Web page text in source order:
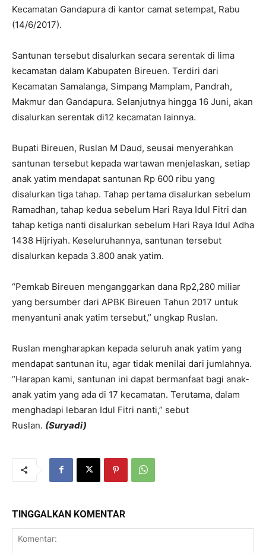
Kecamatan Gandapura di kantor camat setempat, Rabu
(14/6/2017).
Santunan tersebut disalurkan secara serentak di lima
kecamatan dalam Kabupaten Bireuen. Terdiri dari
Kecamatan Samalanga, Simpang Mamplam, Pandrah,
Makmur dan Gandapura. Selanjutnya hingga 16 Juni, akan
disalurkan serentak di12 kecamatan lainnya.
Bupati Bireuen, Ruslan M Daud, seusai menyerahkan
santunan tersebut kepada wartawan menjelaskan, setiap
anak yatim mendapat santunan Rp 600 ribu yang
disalurkan tiga tahap. Tahap pertama disalurkan sebelum
Ramadhan, tahap kedua sebelum Hari Raya Idul Fitri dan
tahap ketiga nanti disalurkan sebelum Hari Raya Idul Adha
1438 Hijriyah. Keseluruhannya, santunan tersebut
disalurkan kepada 3.800 anak yatim.
“Pemkab Bireuen menganggarkan dana Rp2,280 miliar
yang bersumber dari APBK Bireuen Tahun 2017 untuk
menyantuni anak yatim tersebut,” ungkap Ruslan.
Ruslan mengharapkan kepada seluruh anak yatim yang
mendapat santunan itu, agar tidak menilai dari jumlahnya.
“Harapan kami, santunan ini dapat bermanfaat bagi anak-
anak yatim yang ada di 17 kecamatan. Terutama, dalam
menghadapi lebaran Idul Fitri nanti,” sebut
Ruslan. (Suryadi)
TINGGALKAN KOMENTAR